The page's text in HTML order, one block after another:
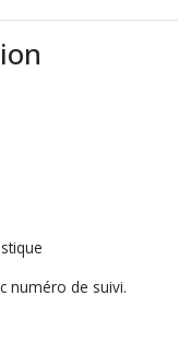
numéro de suivi.